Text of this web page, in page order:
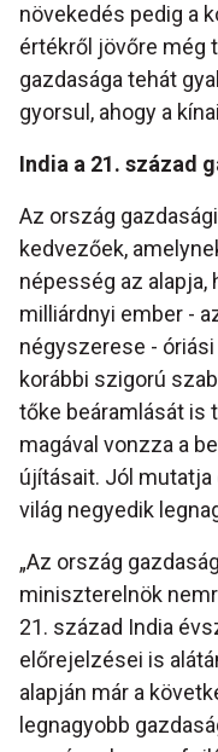
növekedés pedig a
értékről jövőre még
gazdasága tehát
gyorsul, ahogy a
India a 21. század
Az ország
kedvezőek,
népesség az alapja,
milliárdnyi ember -
négyszerese -
korábbi szigorú
tőke beáramlását is
magával vonzza a
újításait. Jól mutatja
világ negyedik
„Az ország
miniszterelnök
21. század India
előrejelzései is
alapján már a
legnagyobb